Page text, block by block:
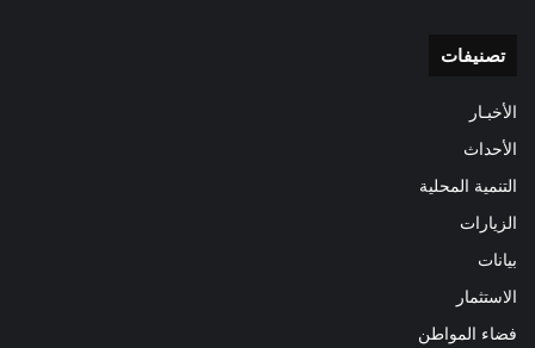
تصنيفات
الأخبـار
الأحداث
التنمية المحلية
الزيارات
بيانات
الاستثمار
فضاء المواطن